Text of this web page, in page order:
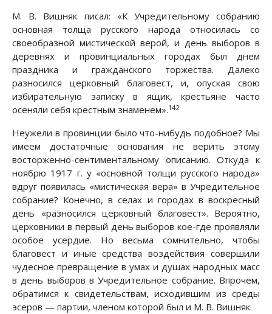
М. В. Вишняк писал: «К Учредительному собранию
основная толща русского народа относилась со
своеобразной мистической верой, и день выборов в
деревнях и провинциальных городах был днем
праздника и гражданского торжества. Далеко
разносился церковный благовест, и, опуская свою
избирательную записку в ящик, крестьяне часто
осеняли себя крестным знаменем».142
Неужели в провинции было что-нибудь подобное? Мы
имеем достаточные основания не верить этому
восторженно-сентиментальному описанию. Откуда к
ноябрю 1917 г. у «основной толщи русского народа»
вдруг появилась «мистическая вера» в Учредительное
собрание? Конечно, в селах и городах в воскресный
день «разносился церковный благовест». Вероятно,
церковники в первый день выборов кое-где проявляли
особое усердие. Но весьма сомнительно, чтобы
благовест и иные средства воздействия совершили
чудесное превращение в умах и душах народных масс
в день выборов в Учредительное собрание. Впрочем,
обратимся к свидетельствам, исходившим из среды
эсеров — партии, членом которой был и М. В. Вишняк.